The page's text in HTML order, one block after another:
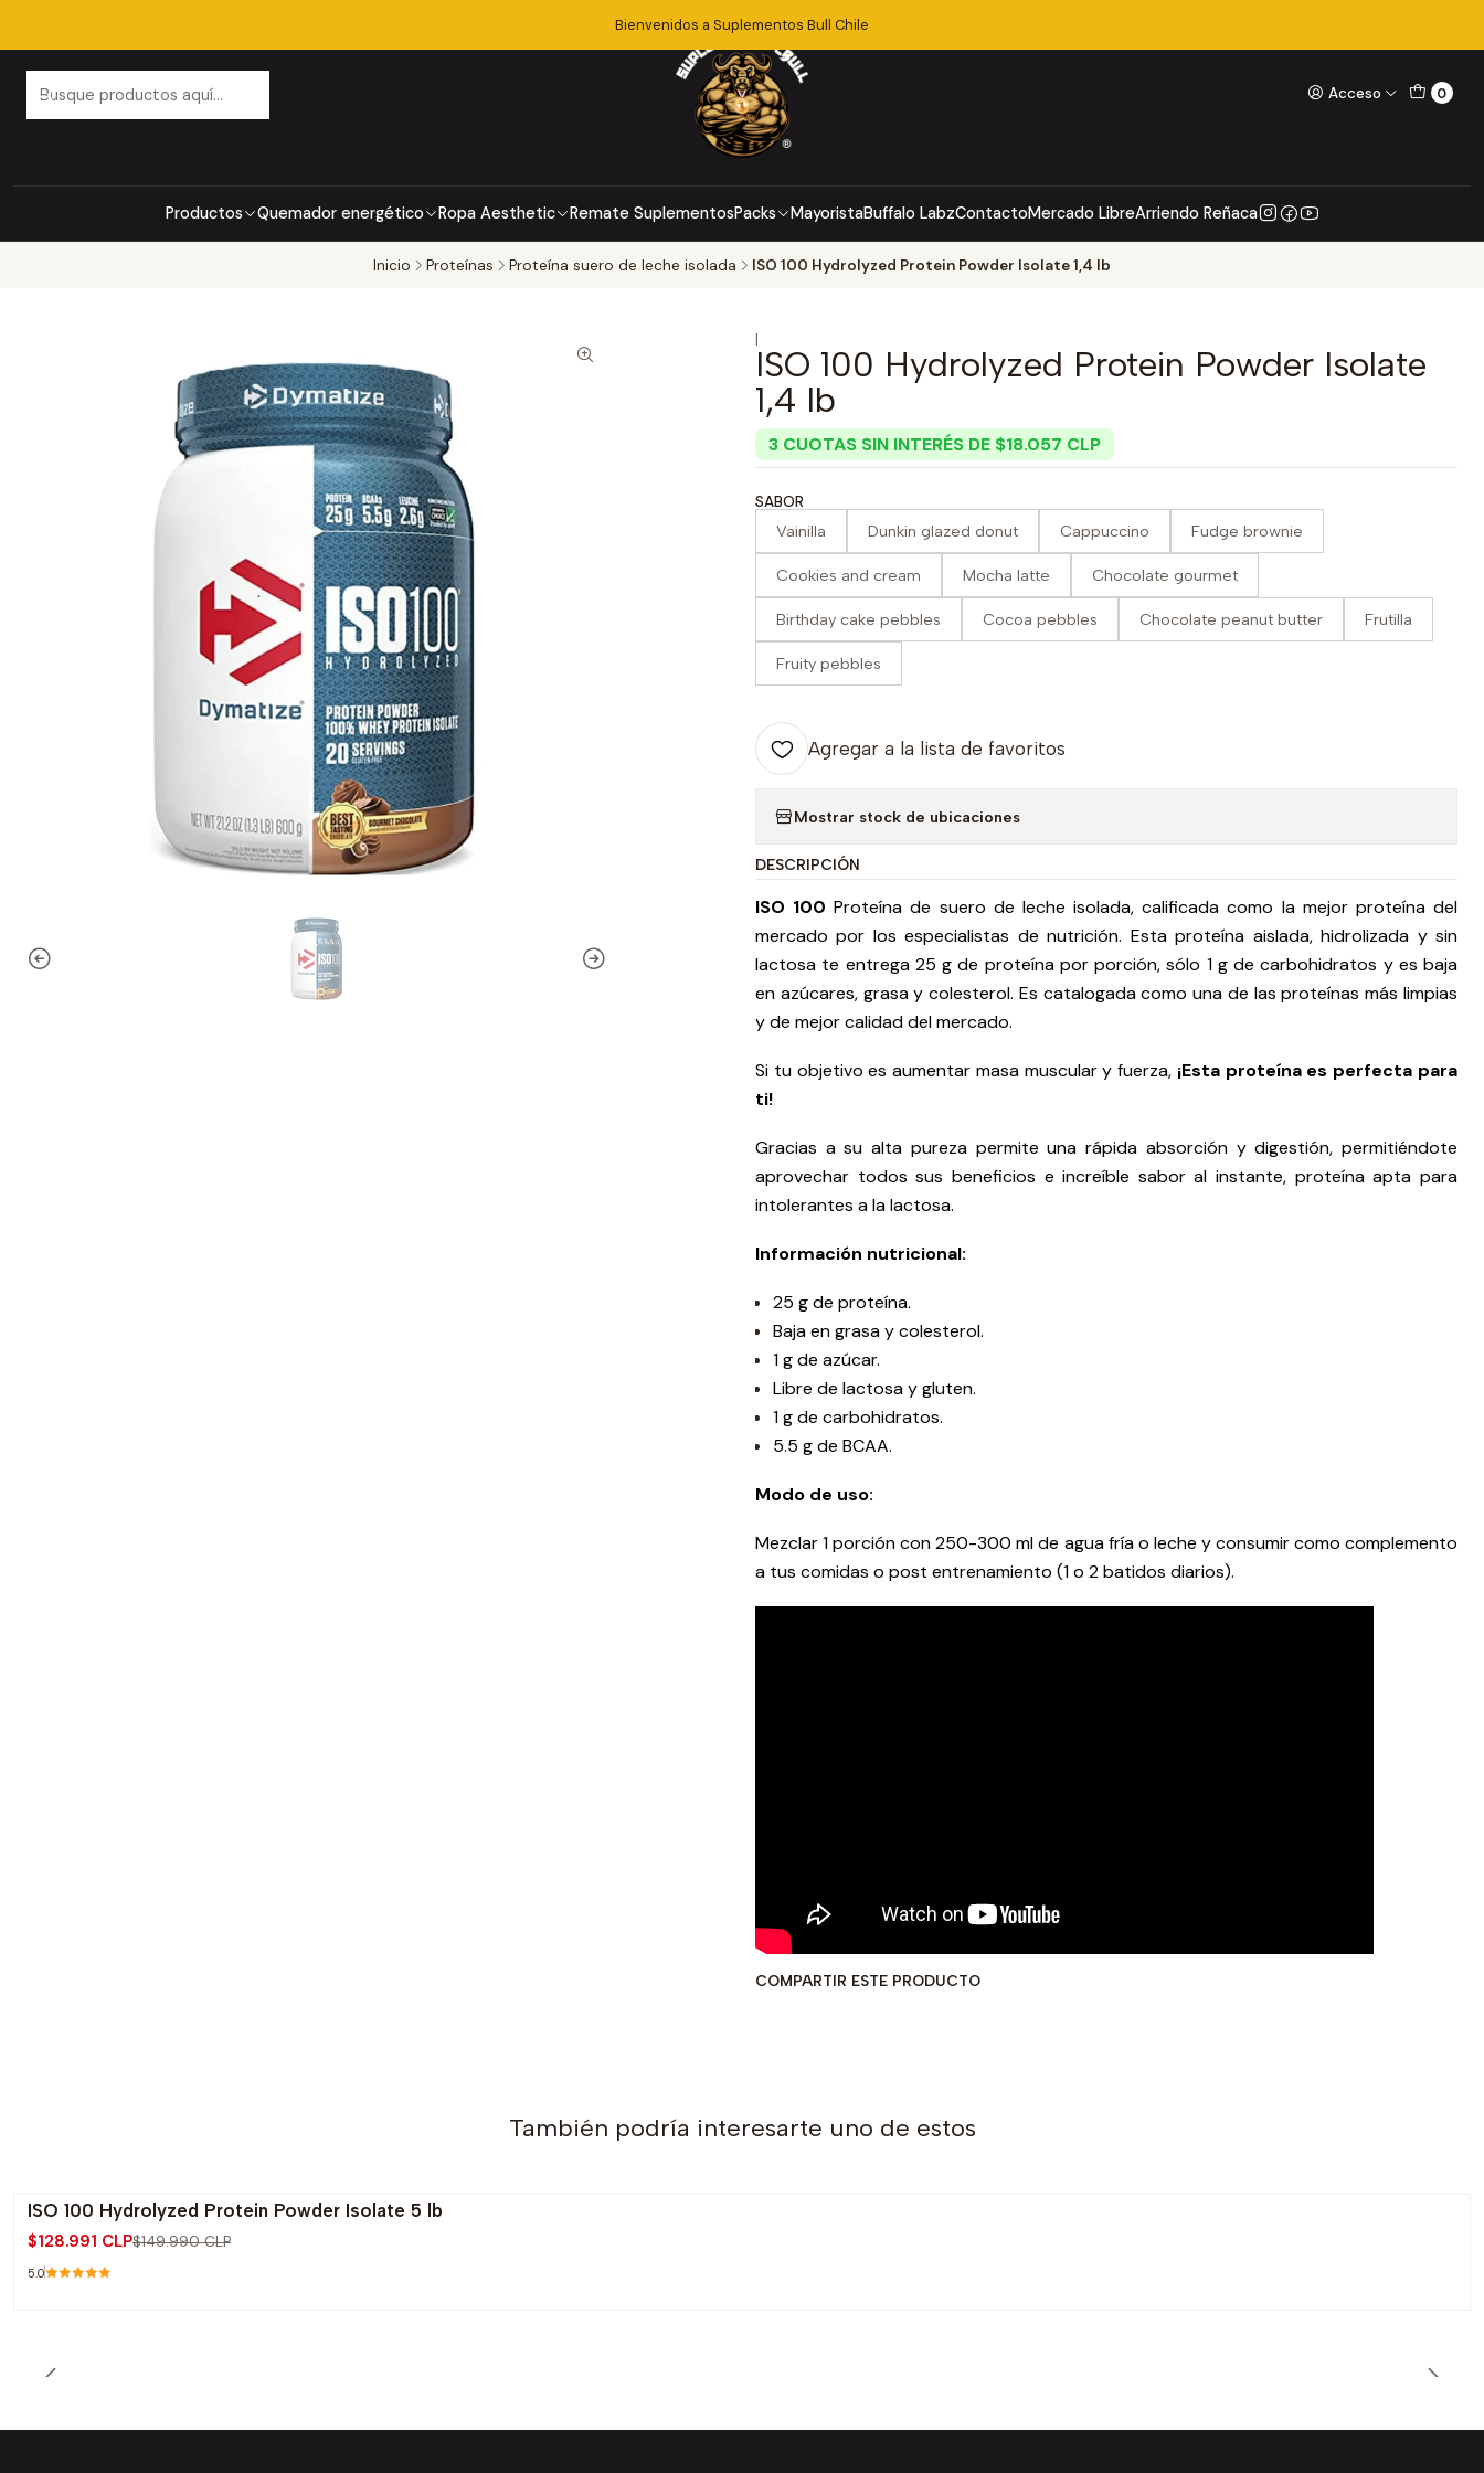
Acceso 0
Productos Quemador energético Ropa Aesthetic Remate SuplementosPacks MayoristaBuffalo LabzContactoMercado LibreArriendo Reñaca
Bienvenidos a Suplementos Bull Chile
Inicio Proteínas Proteína suero de leche isolada ISO 100 Hydrolyzed Protein Powder Isolate 1,4 lb
|
ISO 100 Hydrolyzed Protein Powder Isolate
1,4 lb
3 CUOTAS SIN INTERÉS DE $18.057 CLP
SABOR
Vainilla Dunkin glazed donut Cappuccino Fudge brownie
Cookies and cream Mocha latte Chocolate gourmet
Birthday cake pebbles Cocoa pebbles Chocolate peanut butter Frutilla
Fruity pebbles
Agregar a la lista de favoritos
Mostrar stock de ubicaciones
DESCRIPCIÓN
ISO 100 Proteína de suero de leche isolada, calificada como la mejor proteína del
mercado por los especialistas de nutrición. Esta proteína aislada, hidrolizada y sin
lactosa te entrega 25 g de proteína por porción, sólo 1 g de carbohidratos y es baja
en azúcares, grasa y colesterol. Es catalogada como una de las proteínas más limpias
y de mejor calidad del mercado.
Si tu objetivo es aumentar masa muscular y fuerza, ¡Esta proteína es perfecta para
ti!
Gracias a su alta pureza permite una rápida absorción y digestión, permitiéndote
aprovechar todos sus beneficios e increíble sabor al instante, proteína apta para
intolerantes a la lactosa.
Información nutricional:
25 g de proteína.
Baja en grasa y colesterol.
1 g de azúcar.
Libre de lactosa y gluten.
1 g de carbohidratos.
5.5 g de BCAA.
Modo de uso:
Mezclar 1 porción con 250-300 ml de agua fría o leche y consumir como complemento
a tus comidas o post entrenamiento (1 o 2 batidos diarios).
COMPARTIR ESTE PRODUCTO
También podría interesarte uno de estos
-14% OFF
ISO 100 Hydrolyzed Protein Powder Isolate 5 lb
$128.991 CLP$149.990 CLP
5.0